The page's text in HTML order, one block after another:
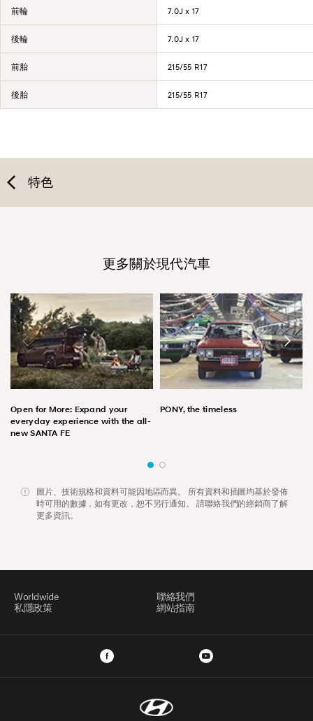
前輪 7.0J x 17
後輪 7.0J x 17
前胎 215/55 R17
後胎 215/55 R17
特色
更多關於現代汽車
Open for More: Expand your
everyday experience with the all-
new SANTA FE
PONY, the timeless
圖片、技術規格和資料可能因地區而異。 所有資料和插圖均基於發佈
時可用的數據，如有更改，恕不另行通知。 請聯絡我們的經銷商了解
更多資訊。
Worldwide
聯絡我們
私隱政策
網站指南